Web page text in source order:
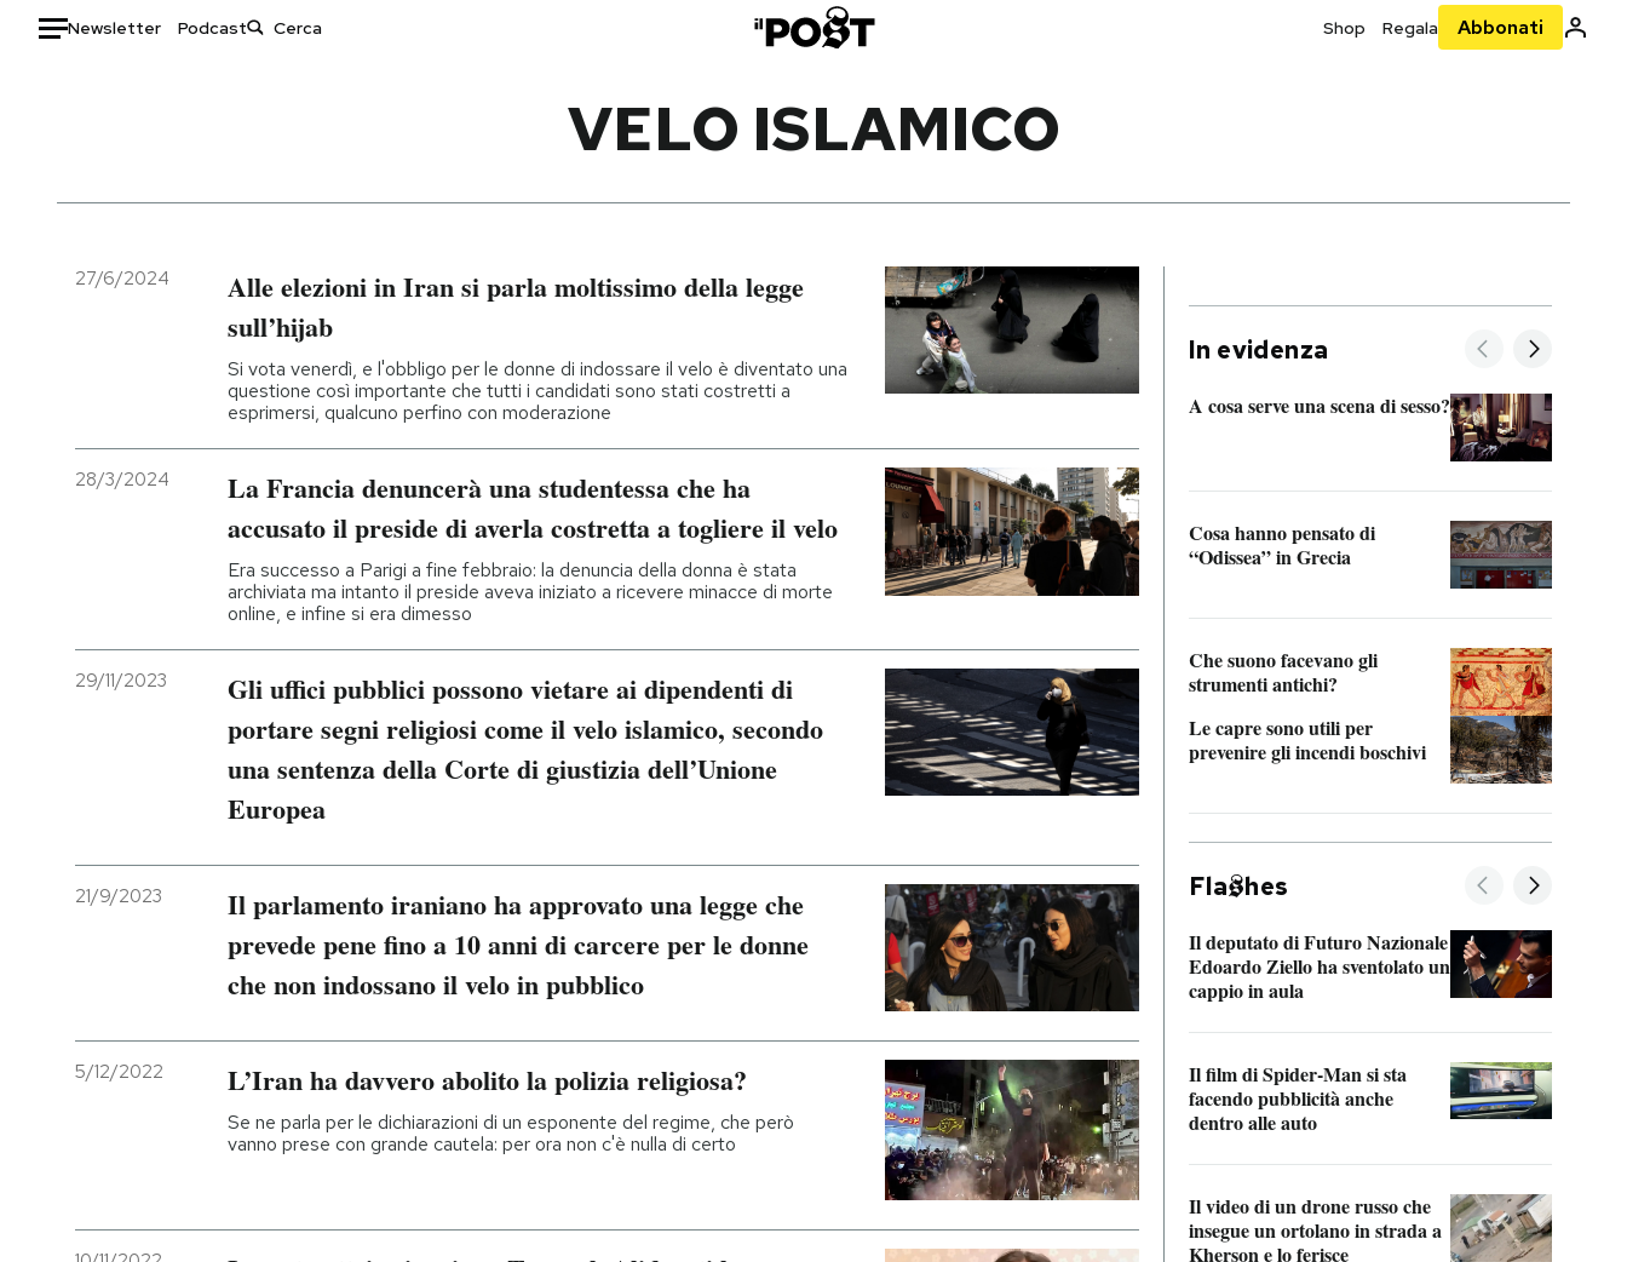
Newsletter Podcast Shop Regala Abbonati
Italia
Politica
Economia
Sport
Moda
Ok Boomer!
Media
Europa
Altrecose
Mondiali calcio 2026
NEWSLETTER
I MIEI PREFERITI
CALENDARIO
AREA PERSONALE
Entra
VELO ISLAMICO
27/6/2024
Alle elezioni in Iran si parla moltissimo della legge
sull’hijab
Si vota venerdì, e l'obbligo per le donne di indossare il velo è diventato una
questione così importante che tutti i candidati sono stati costretti a
esprimersi, qualcuno perfino con moderazione
28/3/2024
La Francia denuncerà una studentessa che ha
accusato il preside di averla costretta a togliere il velo
Era successo a Parigi a fine febbraio: la denuncia della donna è stata
archiviata ma intanto il preside aveva iniziato a ricevere minacce di morte
online, e infine si era dimesso
29/11/2023
Gli uffici pubblici possono vietare ai dipendenti di
portare segni religiosi come il velo islamico, secondo
una sentenza della Corte di giustizia dell’Unione
Europea
21/9/2023
Il parlamento iraniano ha approvato una legge che
prevede pene fino a 10 anni di carcere per le donne
che non indossano il velo in pubblico
5/12/2022 L’Iran ha davvero abolito la polizia religiosa?
Se ne parla per le dichiarazioni di un esponente del regime, che però
vanno prese con grande cautela: per ora non c'è nulla di certo
In evidenza
A cosa serve una scena di sesso?
Cosa hanno pensato di
“Odissea” in Grecia
Che suono facevano gli
strumenti antichi?
Le capre sono utili per
prevenire gli incendi boschivi
Fla hes
Il deputato di Futuro Nazionale
Edoardo Ziello ha sventolato un
cappio in aula
Il film di Spider-Man si sta
facendo pubblicità anche
dentro alle auto
Il video di un drone russo che
insegue un ortolano in strada a
Kherson e lo ferisce